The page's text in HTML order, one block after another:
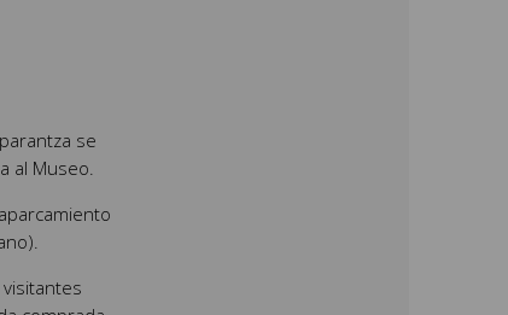
se
al Museo.